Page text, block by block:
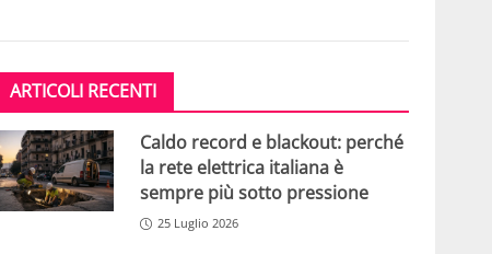
ARTICOLI RECENTI
Caldo record e blackout: perché
la rete elettrica italiana è
sempre più sotto pressione
25 Luglio 2026